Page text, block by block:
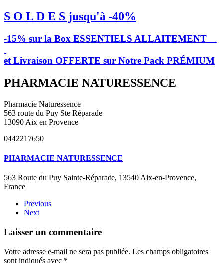
S O L D E S jusqu'à -40%
-15% sur la Box ESSENTIELS ALLAITEMENT
et Livraison OFFERTE sur Notre Pack PRÉMIUM
PHARMACIE NATURESSENCE
Pharmacie Naturessence
563 route du Puy Ste Réparade
13090 Aix en Provence
0442217650
PHARMACIE NATURESSENCE
563 Route du Puy Sainte-Réparade, 13540 Aix-en-Provence,
France
Previous
Next
Laisser un commentaire
Votre adresse e-mail ne sera pas publiée. Les champs obligatoires
sont indiqués avec *